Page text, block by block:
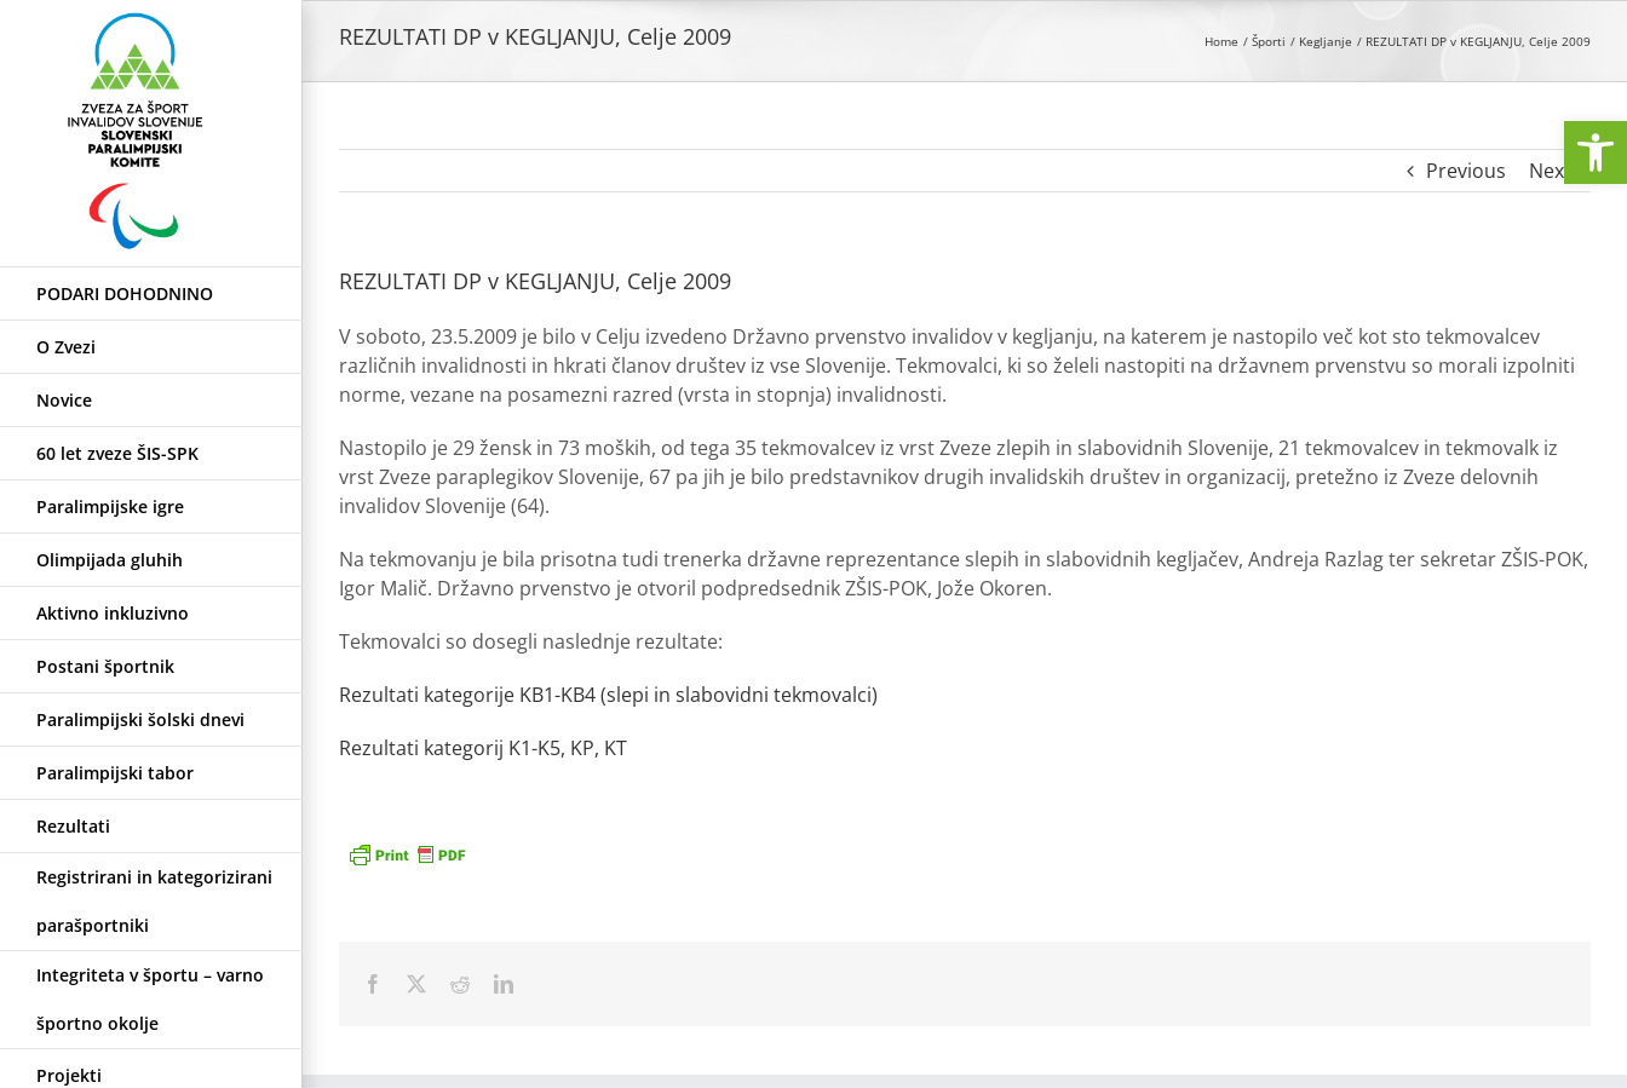
PODARI DOHODNINO
O Zvezi
Novice
60 let zveze ŠIS-SPK
Paralimpijske igre
Olimpijada gluhih
Aktivno inkluzivno
Postani športnik
Paralimpijski šolski dnevi
Paralimpijski tabor
Rezultati
Registrirani in kategorizirani
parašportniki
Integriteta v športu – varno
športno okolje
Projekti
REZULTATI DP v KEGLJANJU, Celje 2009 Home Športi Kegljanje REZULTATI DP v KEGLJANJU, Celje 2009
Previous Next
REZULTATI DP v KEGLJANJU, Celje 2009
V soboto, 23.5.2009 je bilo v Celju izvedeno Državno prvenstvo invalidov v kegljanju, na katerem je nastopilo več kot sto tekmovalcev
različnih invalidnosti in hkrati članov društev iz vse Slovenije. Tekmovalci, ki so želeli nastopiti na državnem prvenstvu so morali izpolniti
norme, vezane na posamezni razred (vrsta in stopnja) invalidnosti.
Nastopilo je 29 žensk in 73 moških, od tega 35 tekmovalcev iz vrst Zveze zlepih in slabovidnih Slovenije, 21 tekmovalcev in tekmovalk iz
vrst Zveze paraplegikov Slovenije, 67 pa jih je bilo predstavnikov drugih invalidskih društev in organizacij, pretežno iz Zveze delovnih
invalidov Slovenije (64).
Na tekmovanju je bila prisotna tudi trenerka državne reprezentance slepih in slabovidnih kegljačev, Andreja Razlag ter sekretar ZŠIS-POK,
Igor Malič. Državno prvenstvo je otvoril podpredsednik ZŠIS-POK, Jože Okoren.
Tekmovalci so dosegli naslednje rezultate:
Rezultati kategorije KB1-KB4 (slepi in slabovidni tekmovalci)
Rezultati kategorij K1-K5, KP, KT
Facebook RedditLinkedIn